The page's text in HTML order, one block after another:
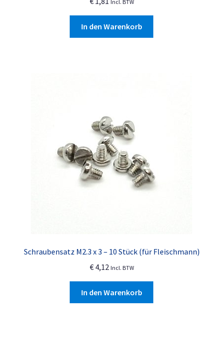
Incl. BTW
In den Warenkorb
Schraubensatz M2.3 x 3 – 10 Stück (für Fleischmann)
€4,12 Incl. BTW
In den Warenkorb